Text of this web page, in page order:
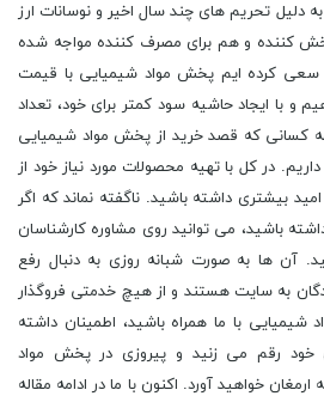
به دلیل تحریم های چند سال اخیر و نوسانات ارز با مشکلات فراوانی هم برای پخش کننده و هم برای مصرف کننده مواجه شده است، ولی ما در آریانا شیمی سعی کرده ایم پخش مواد شیمیایی با قیمت مناسب را به مشتریان ارائه دهیم و با ایجاد حاشیه سود کمتر برای خود، تعداد سفارشات خود را بالا برده و همه کسانی که قصد خرید از پخش مواد شیمیایی آریانا شیمی را دارند راضی نگه داریم. در کل با تهیه محصولات مورد نیاز خود از ما می توانید به موفقیت خود امید بیشتری داشته باشید. ناگفته نماند که اگر در این مسیر هرگونه پرسشی داشته باشید، می توانید روی مشاوره کارشناسان و تیم تخصصی ما حساب کنید. آن ها به صورت شبانه روزی به دنبال رفع مشکلات کاربران و مراجعه کنندگان به سایت هستند و از هیچ خدمتی فروگذار نخواهند بود. اگر در پخش مواد شیمیایی با ما همراه باشید، اطمینان داشته باشید که بهترین ها را برای خود رقم می زنید و پیروزی در پخش مواد شیمیایی در ایران را برای خود به ارمغان خواهید آورد. اکنون با ما در ادامه مقاله آریانا شیمی، بزرگترین پخش مواد شیمیایی همراه باشید تا در راستای افزایش دانش شما عزیزان با مواد شیمیایی به ارائه مطالب گوناگون پرداخته و درک بالاتری را نسبت به این مواد به شما بدهیم. ماده شیمیایی به ماده ای گفته می شود که ترکیب شیمیایی ثابتی را داشته که در اصطلاح به آن مواد شیمیایی خالص نیز می گویند و همچنین دارای خصوصیات منحصر به خود می باشند. مواد شیمیایی که اصل هستند را نمی توان با روش های فیزیکی جدا کرد، این جمله بدان معناست که بدون شکستن پیوندهای شیمیایی به عناصر تشکیل دهنده آن، جدا کرد. انواع مواد شیمیایی می‌توانند شامل مواد ساده، ترکیبات شیمیایی، یا آلیاژ باشند. بهدامین یا تری اتانول آمین لوریل اتر سولفات یا یک سورفکتانت آنیونی به شکل مایع شفاف زرد رنگ است. این ترکیب یک سورفکتانت ملایم است به این دلیل که با تری اتانول آمین خنثی شده است و با داشتن زنجیره های آبدوست بلند حساسیت کمی در پوست و چشم ایجاد می کند. بوراکس در پخش مواد شیمیایی با قیمت کدام است. بوراکس که تینکال نیز نامیده می شود، تترابورات سدیم دکاهیدرات یک ماده کریستالی نرم و سبک و بی رنگ است که به طرق مختلف مورد استفاده قرار می گیرد، به عنوان جزئی از لعاب شیشه و سفال در صنعت سرامیک، به عنوان حلال برای سرباره های اکسید فلز در متالورژی، به عنوان شار در جوش و لحیم کاری، و مانند یک افزودنی کود، یک مکمل صابون، یک ضد عفونی کننده، یک دهان شویه به کار می رود. برای خرید بوراکس با کارشناسان ما تماس حاصل فرمایید. دیسکلر را در پخش مواد شیمیایی در ایران بررسی می کنیم. رسوب زدایی را می توان برای رفع انسداد و تجمع مواد معدنی در سطوح مختلف مورد استفاده قرار داد. فلزات و پلاستیک ها، حتی شیشه همگی می توانند رسوبات ناخواسته ای را در طول زمان جمع کنند. این ماده برای رسوب زدایی بسیار عالی می باشد. سیلیس در پخش مواد شیمیایی پر سود چیست. سیلیس صنعتی در طیف وسیعی از صنایع مورد استفاده قرار می گیرد که عمده ترین آن ها در صنایع شیشه، ریخته گری، ساختمان سازی، سرامیک سازی و صنایع شیمیایی می باشد. این ماده در بهترین شکل خود به عنوان پرکننده کاربردی برای رنگ، پلاستیک، لاستیک و ماسه سیلیس در تصفیه آب و کشاورزی استفاده می شود. آنتی اسکالانت یک افزودنی آب پیش تصفیه برای سیستم اسمز معکوس است به جلوگیری از پوسته پوسته شدن غشاها کمک می کند. قبل از اینکه آب تغذیه وارد غشای اسمز معکوس شود، یک آنتی اسکالانت به داخل آب تزریق می شود و از طریق سیستم ارسال می شود.مواد خالص در پخش مواد شیمیایی پرکاربرد، مواد شیمیایی عموما خالص نامیده می شوند تا آن ها را از مخلوط جدا کنند. یک نمونه معمول از انواع مواد شیمیایی خالص آبی است که از رودخانه گرفته می شود. انواع مواد شیمیایی به صورت مواد جامد مانند ایزومالت، مایعات، گازها یا پلاسما وجود دارند و با تغییر دما یا فشار ممکن است شکل این مواد تغییر کند. مواد شیمیایی اصل با استفاده از واکنش‌ های شیمیایی ممکن است ترکیب یا تبدیل به مواد شیمیایی دیگر شوند. آشنایی با انواع مواد شیمیایی ما را در استفاده از آن ها کمک می کند. مخلوط یا ترکیب، یک ماده شیمیایی در خرید از پخش مواد شیمیایی آریانا شیمی می‌تواند یک عنصر شیمیایی خالص یا یک ترکیب شیمیایی خالص باشد. اما استثنائاتی در این تعریف وجود دارد. مواد شیمیایی خالص می توانند به عنوان نوعی ماده تعریف شوند که هم ترکیب قطعی داشته باشند و هم خصوصیات مشخصی را دارا باشند، مانند زایلین. تعاریف گسترده ‌ای از انواع مواد شیمیایی خالص را می ‌توان یافت. برای مثال اصطلاح ماده شیمیایی به معنی هر ماده آلی یا معدنی با هویت مولکولی خاص است. مواد معدنی، در زمین شناسی به مواد تشکیل دهنده یکنواخت مواد معدنی گفته می شود، در حالی که مخلوط‌ های فیزیکی از چندین ماده معدنی به عنوان سنگ تعریف می‌ شوند. با این حال بسیاری از مواد معدنی به طور متقابل در محلول‌ های جامد حل می ‌شوند، به طوری که یک سنگ واحد با وجود مخلوط شدن در اصطلاحات استویومتری یک ماده یکنواخت است. مخلوط ها، انواع مواد شیمیایی در آریانا شیمی، بزرگترین مرکز پخش مواد شیمیایی ممکن است شامل مواد شیمیایی خالص و مخلوط ‌هایی با ترکیب یا فرآیند تولید مشخص باشند. به عنوان مثال، مقررات اتحادیه اروپا مواد یکپارچه، مواد چند موثر و موادی از ترکیب ناشناخته یا متغیر را تعریف می ‌کنند. پلیمرها در پخش مواد شیمیایی با قیمت مناسب، پلیمرها تقریبا به عنوان مخلوطی از مولکول های جرم مولرهای متعدد ظاهر شوند، که هر یک از آن ها می ‌تواند یک ماده شیمیایی جداگانه در نظر گرفته شود. با این حال پلیمر ممکن است توسط یک پیش ماده شناخته شده یا واکنش‌ ها و توزیع جرم مولی تعریف شود. به عنوان مثال پلی اتیلن ترکیبی از زنجیره‌ های بسیار طولانی است و به طور کلی در چندین توزیع انبوه مولی به فروش می‌ رسد. پرکلرو اتیلن یکی از این مواد می باشد. حلال ها، حلال عموما مایعی است که مواد دیگر در آن حل می ‌شوند و محلول تشکیل می ‌دهند. در پخش مواد شیمیایی در ایران برای آشنایی با انواع مواد شیمیایی و آشنایی با حلال ها باید بدانیم که حلال های قطبی به تشکیل یون ها کمک می کنند. غیر قطبی ها این کار را نمی کنند. حلال ها ممکن است عمدتا اسیدی، عمدتا بازی، آمفوتریک، یا آپروتیک باشند. الکل ها، یک مایع قابل اشتعال فرار بی رنگ که از تخمیر طبیعی قندها تولید می شود و ماده مست کننده شراب، آبجو، الکل و سایر نوشیدنی ها است و به عنوان حلال صنعتی و به عنوان سوخت نیز استفاده می شود، که در آشنایی با انواع مواد شیمیایی از ماده های پایه ای می باشد. الکل ها همیشه نقش مهمی در ساخت محلول ضد عفونی کننده و ضدعفونی های بیمارستانی و غیره دارا هستند. متانول، اتانول و متانول کاملا مشابه هستند اما بسیار متفاوت هستند. هر دو الکل هستند، اما اتانول از نشاسته تخمیر شده و قندی مانند موجود در غلات ایجاد می شود، در حالی که متانول از گاز طبیعی، زغال سنگ و زیست توده ایجاد می شود. گلیکول ها در پخش مواد شیمیایی پر سود، گلیکول، از ترکیبات آلی متعلق به خانواده الکل، در مولکول گلیکول، دو گروه هیدروکسیل به اتم‌های کربن مختلف متصل هستند. تری اتیلن گلیکول، دلیل اصلی خرید این ماده، کیفیت و رطوبت سنجی آن است. این بدان معنی است که می تواند رطوبت هوا را از طریق جذب یا جذب جذب کند. این ماده به عنوان یک عامل آب زدایی برای خطوط لوله گاز طبیعی استفاده می شود که در آن آب را قبل از متراکم شدن از گاز خارج می کند. دی اتیلن گلیکول، این محصول کاربردهای مختلفی در صنعت دارد. خرید آن در صنعت تنباکو پر طرفدار است. در پخش مواد شیمیایی پرکاربرد استفاده از آن به عنوان یک مرطوب کننده در محصولات تنباکو برای کنترل رطوبت پرکننده تنباکو از خواص رطوبت سنجی آن استفاده می کند. همین خاصیت آن را در تصفیه کاغذ، چوب پنبه، چسب و سلفون نیز مفید می‌کند و به عنوان آب‌گیری در صنعت گاز طبیعی که آب را از خطوط لوله گاز خارج می‌کند، استفاده می ‌شود. مونواتیلن گلیکول در پخش مواد شیمیایی، این ماده به عنوان یک ترکیب پوشش بازدارنده استفاده می شود که یک مانع محافظ به شکل جامد، فیلم یا مایعی است که برای جلوگیری از خوردگی روی سطح فلزی اعمال می شود. خرید این ماده که سبب پوشش های مانع می شود، دارای خواص شیمیایی یا فیزیکی هستند که از واکنش پذیری خوردگی و یا تخریب مواد در اثر عوامل خارجی جلوگیری می کند، رایج می باشد. این ماده با اتانول، استون و آب قابل اختلاط است. اسیدها، در آشنایی با انواع مواد شیمیایی باید بدانید که اسید به هر ماده ای گفته می شود که در محلول آب مزه ترش داشته باشد، کاغذ تورنسل آبی را به قرمز تغییر دهد، با برخی از فلزات واکنش داده و هیدروژن آزاد کند، با بازها واکنش داده و نمک تشکیل دهد و واکنش های شیمیایی را تحریک کند. اسید لوریک، اسید چرب اولیه روغن نارگیل اسید لوریک است که تقریبا چهل و پنج تا پنجاه و سه درصد وجود دارد. خواص متابولیک و فیزیولوژیکی اسید لوریک بسیاری از خواص روغن نارگیل را به خود اختصاص می دهد. روغن نارگیل در خرید از پخش مواد شیمیایی آریانا شیمی به سرعت متابولیزه می شود زیرا به راحتی جذب می شود و اسید لوریک به راحتی منتقل می شود. مطالعات دقیق نشان داده است که خرید اسید لوریک و مصرف آن به جای اینکه به عنوان چربی ذخیره شود، مستقیما به انرژی و سایر متابولیت ها تبدیل می شود. اسید اولئیک، در لوازم آرایشی خرید آن به عنوان یک عامل پاک کننده و تقویت کننده بافت استفاده می شود. این یکی از اسیدهای چرب پایدارتر است و دارای توانایی منحصر به فردی برای حفظ اثربخشی مواد ظریف تر مانند آنتی اکسیدان ها با کمک به محافظت از آن ها در برابر تخریب نور و هوا است. اسید بوریک، در آریانا شیمی، بزرگترین مرکز پخش مواد شیمیایی یونانیان باستان از اسید بوریک برای شستن ظروف و نگهداری مواد غذایی استفاده می کردند. در پزشکی فروش آن برای تولید محلول های ضد عفونی کننده و پماد استریل استفاده می شود. همچنین به عنوان ضد عفونی کننده و ضد عفونی کننده برای سوختگی ها یا بریدگی های سطحی استفاده می شود. اسید بوریک در صنعت شیشه سازی برای تولید شیشه های ضد حریق استفاده می شود. اسید فرمیک، هنگام خرید این ماده باید بدانید که یک اسید کربوکسیلیک معمولی نیست. آن را با قدرت اسیدی، عدم تشکیل انیدرید و واکنش پذیری آن به عنوان یک عامل احیا کننده متمایز می کند، این خاصیت به دلیل گروه سی اچ او است که برخی از ویژگی های یک آلدهید را می دهد. استرهای متیل و اتیل اسید فرمیک به صورت تجاری تولید می شوند. اسید سولفوریک غلیظ اسید فرمیک را به مونوکسید کربن تبدیل می کند. اسید نیتریک، دلایل خرید آن عبارتند از، تولید رنگ ها و لاک های آلی، صنعت داروسازی، تولید قارچ کش، تمیز کردن و حکاکی سطوح فلزی، پالایش فلزات گران بها برای صنعت جواهرات، مواد اولیه غذایی شیمیایی و شیرین کننده های مصنوعی می باشند. مواد اصلی مواد غذایی بسیار گسترده هستند. شیرین کننده های مصنوعی جایگزین های قند مصنوعی هستند، اما ممکن است از مواد طبیعی مانند گیاهان یا خود شکر مشتق شوند. شیرین کننده های مصنوعی نیز به عنوان شیرین کننده های شدید شناخته می شوند زیرا چندین برابر شیرین تر از شکر هستند. آن ها یکی از جذابیتهای آشنایی با انواع مواد شیمیایی می باشند. پرکننده های شیمیایی در پخش مواد شیمیایی با قیمت چشمگیر چیست. مواد پرکننده ذراتی هستند که به رزین یا بایندرها اضافه می ‌شوند که می‌ توانند خواص خاص را بهبود بخشند، محصول را ارزان‌ تر کنند یا مخلوطی از هر دو را ایجاد کنند. مواد پرکننده برتر مورد استفاده عبارتند از کربنات کلسیم آسیاب شده، کربنات کلسیم رسوبی، کائولن، تالک و کربن سیاه. امولسیون کننده ها در پخش مواد شیمیایی در ایران، امولسیون، مخلوطی از دو یا چند مایع که در آن یکی به صورت قطرات به اندازه میکروسکوپی یا اولترا میکروسکوپی وجود